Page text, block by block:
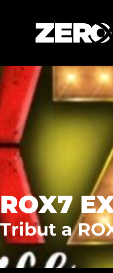
ROX7
Tribut a